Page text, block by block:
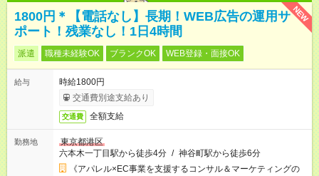
NEW
1800円＊【電話なし】長期！WEB広告の運用サ
ポート！残業なし！1日4時間
派遣 職種未経験OK ブランクOK WEB登録・面接OK
給与
時給1800円
交通費別途支給あり
交通費 全額支給
勤務地
東京都港区
六本木一丁目駅から徒歩4分 / 神谷町駅から徒歩6分
《アパレル×EC事業を支援するコンサル＆マーケティングの